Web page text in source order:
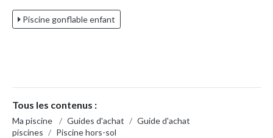
Piscine gonflable enfant
Tous les contenus :
Ma piscine / Guides d'achat / Guide d'achat
piscines / Piscine hors-sol